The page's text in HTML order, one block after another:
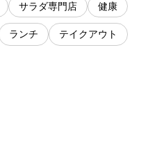
サラダ専門店 健康
ランチ テイクアウト